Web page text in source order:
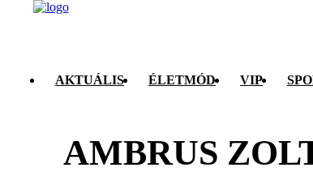
AKTUÁLIS ÉLETMÓD VIP
AMBRUS